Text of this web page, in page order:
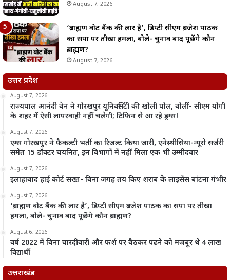
August 7, 2026
‘ब्राह्मण वोट बैंक की लार है’, डिप्टी सीएम ब्रजेश पाठक
का सपा पर तीखा हमला, बोले- चुनाव बाद पूछेंगे कौन
ब्राह्मण?
August 7, 2026
उत्तर प्रदेश
August 7, 2026
राज्यपाल आनंदी बेन ने गोरखपुर यूनिवर्सिटी की खोली पोल, बोलीं- सीएम योगी
के शहर में ऐसी लापरवाही नहीं चलेगी; टिफिन से आ रहे ड्रग्स!
August 7, 2026
एम्स गोरखपुर ने फैकल्टी भर्ती का रिजल्ट किया जारी, एनेस्थीसिया-न्यूरो सर्जरी
समेत 15 डॉक्टर चयनित, इन विभागों में नहीं मिला एक भी उम्मीदवार
August 7, 2026
इलाहाबाद हाई कोर्ट सख्त- बिना जगह तय किए शराब के लाइसेंस बांटना गंभीर
August 7, 2026
‘ब्राह्मण वोट बैंक की लार है’, डिप्टी सीएम ब्रजेश पाठक का सपा पर तीखा
हमला, बोले- चुनाव बाद पूछेंगे कौन ब्राह्मण?
August 6, 2026
वर्ष 2022 में बिना चारदीवारी और फर्श पर बैठकर पढ़ने को मजबूर थे 4 लाख
विद्यार्थी
उत्तराखंड